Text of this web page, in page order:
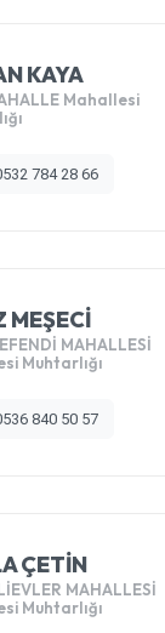
KAYA
Mahallesi
784 28 66
MEŞECİ
MAHALLESİ
Muhtarlığı
840 50 57
ÇETİN
MAHALLESİ
Muhtarlığı